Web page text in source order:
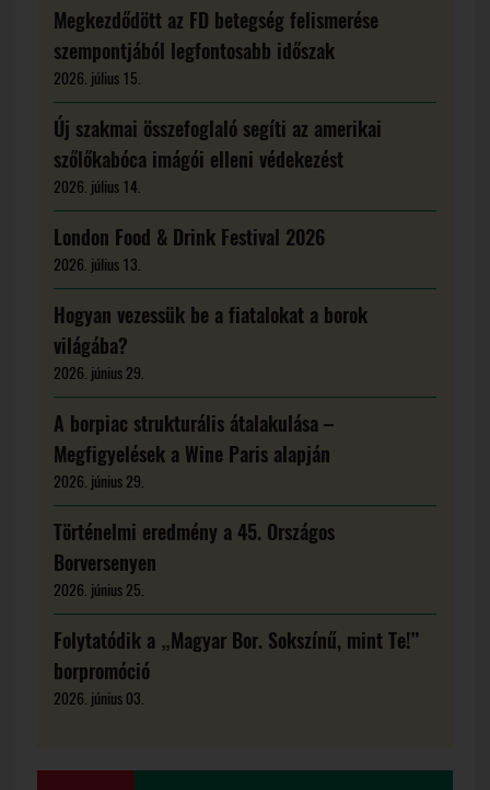
Megkezdődött az FD betegség felismerése
szempontjából legfontosabb időszak
2026. július 15.
Új szakmai összefoglaló segíti az amerikai
szőlőkabóca imágói elleni védekezést
2026. július 14.
London Food & Drink Festival 2026
2026. július 13.
Hogyan vezessük be a fiatalokat a borok
világába?
2026. június 29.
A borpiac strukturális átalakulása –
Megfigyelések a Wine Paris alapján
2026. június 29.
Történelmi eredmény a 45. Országos
Borversenyen
2026. június 25.
Folytatódik a „Magyar Bor. Sokszínű, mint Te!”
borpromóció
2026. június 03.